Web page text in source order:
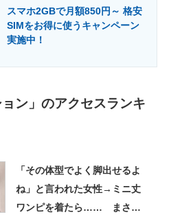
スマホ2GBで月額850円～ 格安
SIMをお得に使うキャンペーン
実施中！
ョン」のアクセスランキ
「その体型でよく脚出せるよ
ね」と言われた女性→ミニ丈
ワンピを着たら…… まさか